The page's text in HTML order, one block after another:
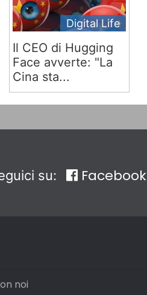
Digital Life
Il CEO di Hugging
Face avverte: "La
Cina sta...
su: Facebook
noi